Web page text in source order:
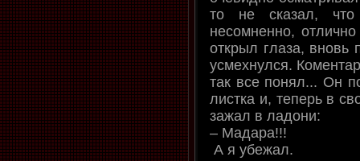
то не сказал,
несомненно,
открыл глаза, вновь
усмехнулся.
так все понял... Он
листка и, теперь в
зажал в ладони:
– Мадара!!!
А я убежал.